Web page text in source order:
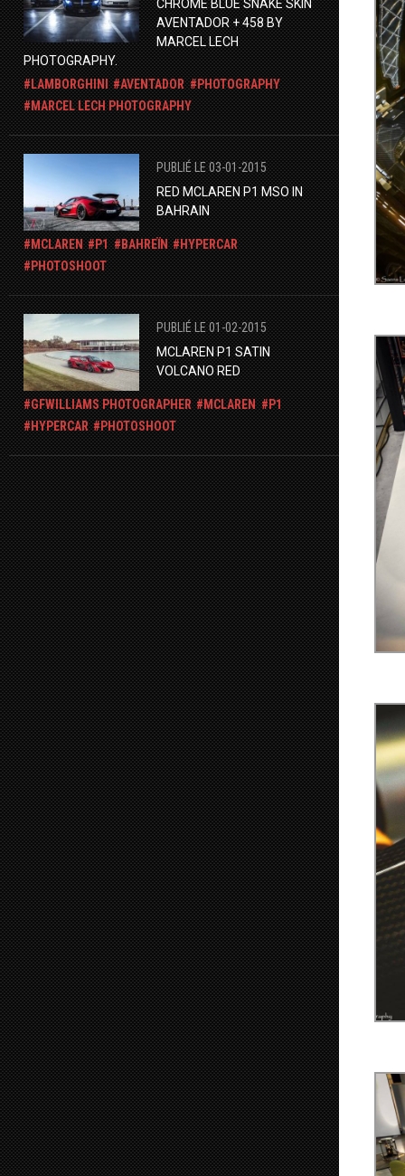
CHROME BLUE SNAKE SKIN
AVENTADOR + 458 BY
MARCEL LECH
PHOTOGRAPHY.
LAMBORGHINI
AVENTADOR
PHOTOGRAPHY
MARCEL LECH PHOTOGRAPHY
PUBLIÉ LE 03-01-2015
RED MCLAREN P1 MSO IN
BAHRAIN
MCLAREN P1 BAHREÏN
HYPERCAR
PHOTOSHOOT
PUBLIÉ LE 01-02-2015
MCLAREN P1 SATIN
VOLCANO RED
GFWILLIAMS PHOTOGRAPHER MCLAREN
P1
HYPERCAR
PHOTOSHOOT